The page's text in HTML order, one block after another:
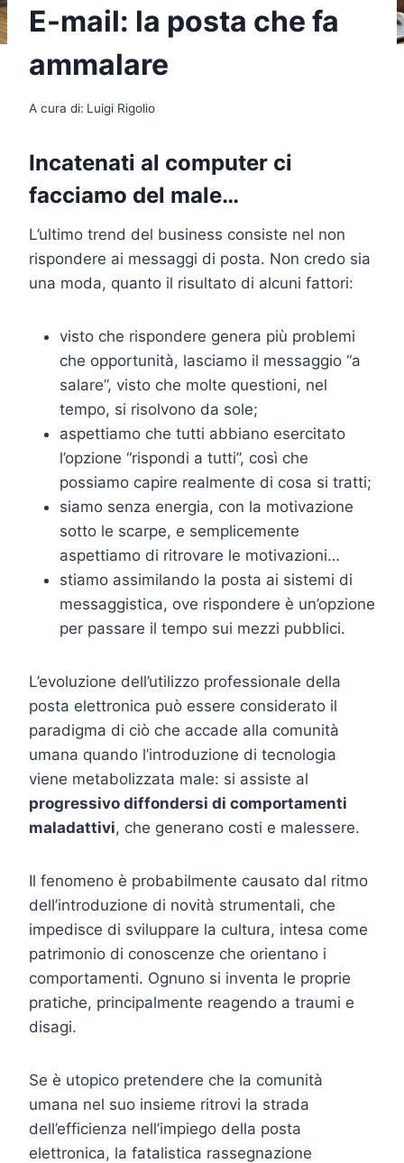
E-mail: la posta che fa
ammalare
A cura di: Luigi Rigolio
Incatenati al computer ci
facciamo del male…
L’ultimo trend del business consiste nel non
rispondere ai messaggi di posta. Non credo sia
una moda, quanto il risultato di alcuni fattori:
visto che rispondere genera più problemi
che opportunità, lasciamo il messaggio “a
salare”, visto che molte questioni, nel
tempo, si risolvono da sole;
aspettiamo che tutti abbiano esercitato
l’opzione “rispondi a tutti”, così che
possiamo capire realmente di cosa si tratti;
siamo senza energia, con la motivazione
sotto le scarpe, e semplicemente
aspettiamo di ritrovare le motivazioni…
stiamo assimilando la posta ai sistemi di
messaggistica, ove rispondere è un’opzione
per passare il tempo sui mezzi pubblici.
L’evoluzione dell’utilizzo professionale della
posta elettronica può essere considerato il
paradigma di ciò che accade alla comunità
umana quando l’introduzione di tecnologia
viene metabolizzata male: si assiste al
progressivo diffondersi di comportamenti
maladattivi, che generano costi e malessere.
Il fenomeno è probabilmente causato dal ritmo
dell’introduzione di novità strumentali, che
impedisce di sviluppare la cultura, intesa come
patrimonio di conoscenze che orientano i
comportamenti. Ognuno si inventa le proprie
pratiche, principalmente reagendo a traumi e
disagi.
Se è utopico pretendere che la comunità
umana nel suo insieme ritrovi la strada
dell’efficienza nell’impiego della posta
elettronica, la fatalistica rassegnazione